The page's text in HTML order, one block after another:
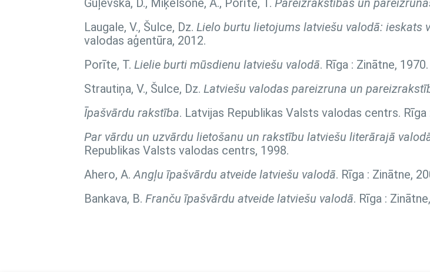
Guļevska, D., Miķelsone, A., Porīte, T. Pareizrakstības un
Laugale, V., Šulce, Dz. Lielo burtu lietojums latviešu valodā:
valodas aģentūra, 2012.
Porīte, T. Lielie burti mūsdienu latviešu valodā. Rīga : Zinātne, 1970.
Strautiņa, V., Šulce, Dz. Latviešu valodas pareizruna un
Īpašvārdu rakstība. Latvijas Republikas Valsts valodas centrs.
Par vārdu un uzvārdu lietošanu un rakstību latviešu literārajā
Republikas Valsts valodas centrs, 1998.
Ahero, A.Angļu īpašvārdu atveide latviešu valodā. Rīga : Zinātne,
Bankava, B. Franču īpašvārdu atveide latviešu valodā. Rīga :